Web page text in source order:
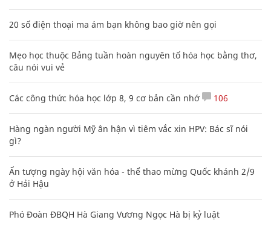
20 số điện thoại ma ám bạn không bao giờ nên gọi
Mẹo học thuộc Bảng tuần hoàn nguyên tố hóa học bằng thơ,
câu nói vui vẻ
Các công thức hóa học lớp 8, 9 cơ bản cần nhớ 106
Hàng ngàn người Mỹ ân hận vì tiêm vắc xin HPV: Bác sĩ nói
gì?
Ấn tượng ngày hội văn hóa - thể thao mừng Quốc khánh 2/9
ở Hải Hậu
Phó Đoàn ĐBQH Hà Giang Vương Ngọc Hà bị kỷ luật